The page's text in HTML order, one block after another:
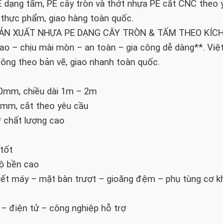
tấm, PE cây tròn và thớt nhựa PE cắt CNC theo
phẩm, giao hàng toàn quốc.
XUẤT NHỰA PE DẠNG CÂY TRÒN & TẤM THEO
– chịu mài mòn – an toàn – gia công dễ dàng**.
theo bản vẽ, giao nhanh toàn quốc.
chiều dài 1m – 2m
cắt theo yêu cầu
chất lượng cao
tốt
bền cao
máy – mặt bàn trượt – gioăng đệm – phụ tùng cơ
điện tử – công nghiệp hỗ trợ